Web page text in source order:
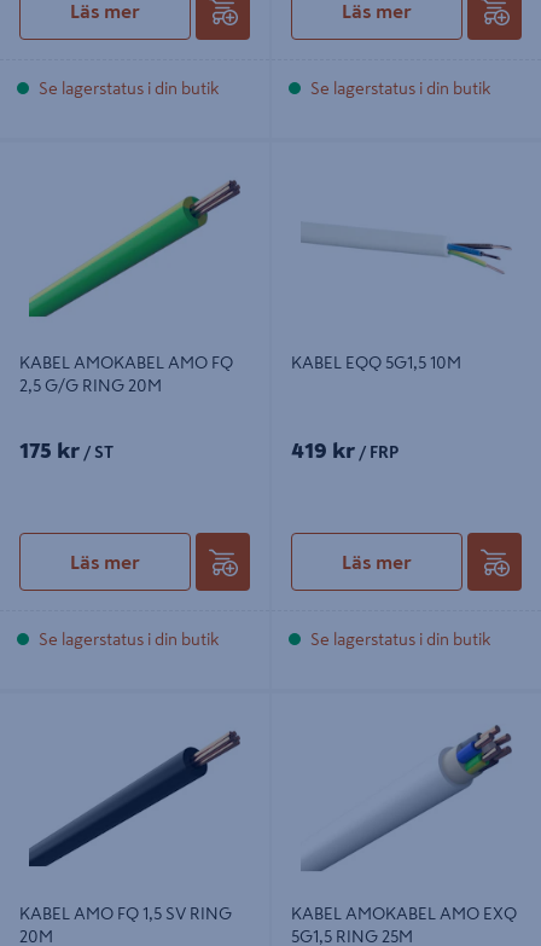
Läs mer
Se lagerstatus i din butik
Läs mer
Se lagerstatus i din butik
KABEL AMOKABEL AMO FQ
2,5 G/G RING 20M
175 kr / ST
Läs mer
Se lagerstatus i din butik
KABEL EQQ 5G1,5 10M
419 kr / FRP
Läs mer
Se lagerstatus i din butik
KABEL AMO FQ 1,5 SV RING
20M
KABEL AMOKABEL AMO EXQ
5G1,5 RING 25M